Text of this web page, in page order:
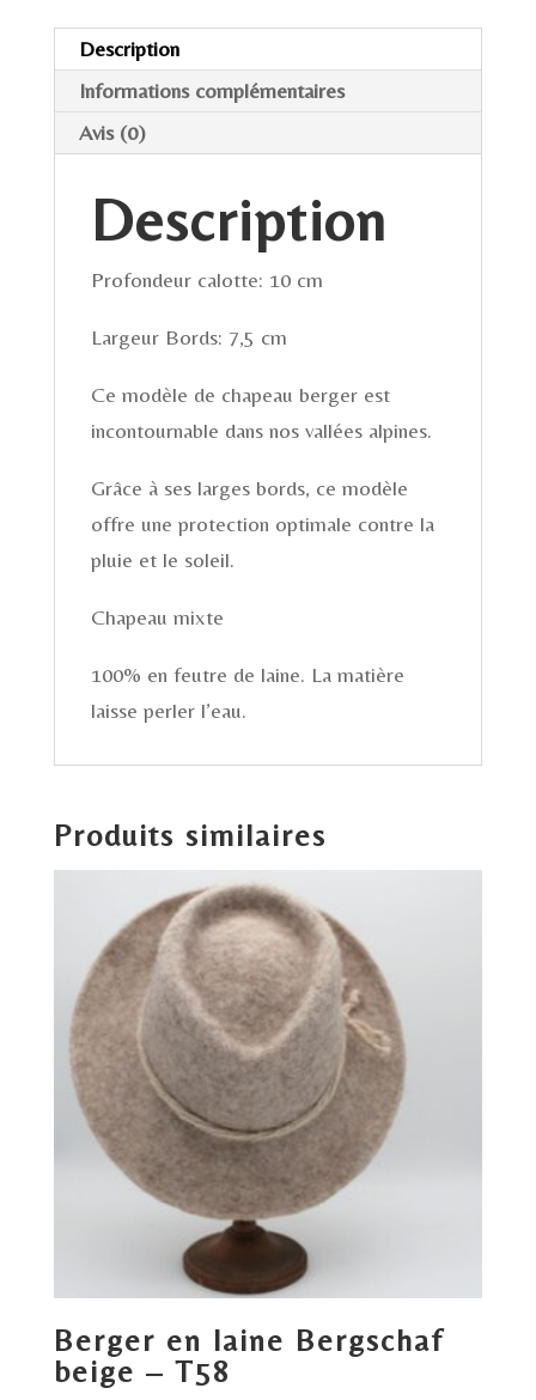
bleu
petrole
bicolore
Description
Informations complémentaires
Avis (0)
Description
Profondeur calotte: 10 cm
Largeur Bords: 7,5 cm
Ce modèle de chapeau berger est
incontournable dans nos vallées alpines.
Grâce à ses larges bords, ce modèle
offre une protection optimale contre la
pluie et le soleil.
Chapeau mixte
100% en feutre de laine. La matière
laisse perler l’eau.
Produits similaires
Berger en laine Bergschaf
beige – T58